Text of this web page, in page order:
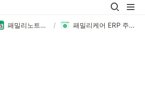
패밀리노트의 새로운 소식 / 패밀리케어 ERP 주간보호 서비스 오픈!